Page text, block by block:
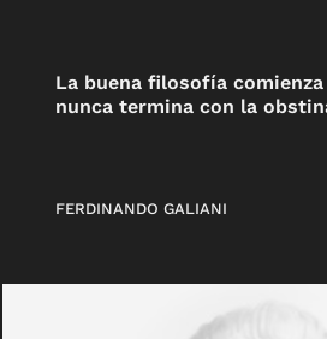
La buena filosofía
nunca termina con la
FERDINANDO GALIANI